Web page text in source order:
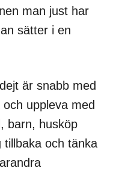
man just har
sätter i en
är snabb med
uppleva med
barn, husköp
och tänka